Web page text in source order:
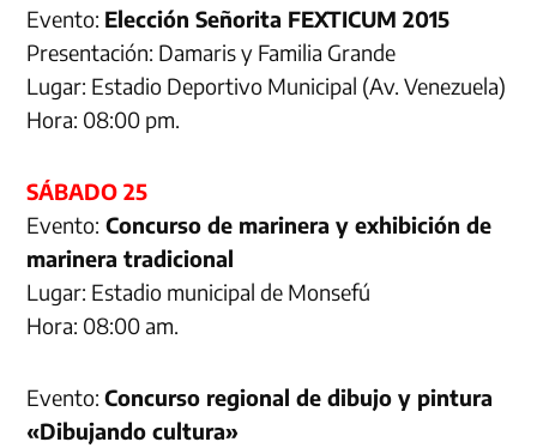
Evento: Elección Señorita FEXTICUM 2015
Presentación: Damaris y Familia Grande
Lugar: Estadio Deportivo Municipal (Av. Venezuela)
Hora: 08:00 pm.
SÁBADO 25
Evento: Concurso de marinera y exhibición de
marinera tradicional
Lugar: Estadio municipal de Monsefú
Hora: 08:00 am.
Evento:Concurso regional de dibujo y pintura
«Dibujando cultura»